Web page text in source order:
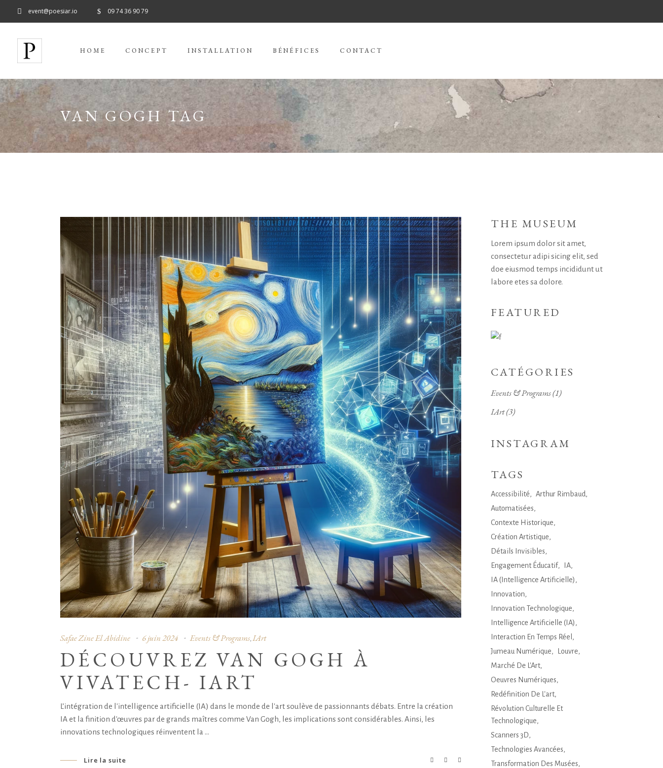
event@poesiar.io 09 74 36 90 79
HOME CONCEPT INSTALLATION BÉNÉFICES CONTACT
VAN GOGH TAG
Safae Zine El Abidine 6 juin 2024 Events & Programs IArt
DÉCOUVREZ VAN GOGH À
VIVATECH- IART
L’intégration de l'intelligence artificielle (IA) dans le monde de l'art soulève de passionnants débats. Entre la création
IA et la finition d'œuvres par de grands maîtres comme Van Gogh, les implications sont considérables. Ainsi, les
innovations technologiques réinventent la
Lire la suite
THE MUSEUM
Lorem ipsum dolor sit amet,
consectetur adipi sicing elit, sed
doe eiusmod temps incididunt ut
labore etes sa dolore.
FEATURED
CATÉGORIES
Events & Programs(1)
IArt(3)
INSTAGRAM
TAGS
Accessibilité
Arthur Rimbaud
Automatisées
Contexte Historique
Création Artistique
Détails Invisibles
Engagement Éducatif
IA
IA (Intelligence Artificielle)
Innovation
Innovation Technologique
Intelligence Artificielle (IA)
Interaction En Temps Réel
Jumeau Numérique
Louvre
Marché De L'Art
Oeuvres Numériques
Redéfinition De L'art
Révolution Culturelle Et
Technologique
Scanners 3D
Technologies Avancées
Transformation Des Musées